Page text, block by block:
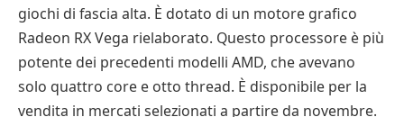
giochi di fascia alta. È dotato di un motore grafico
Radeon RX Vega rielaborato. Questo processore è più
potente dei precedenti modelli AMD, che avevano
solo quattro core e otto thread. È disponibile per la
vendita in mercati selezionati a partire da novembre.